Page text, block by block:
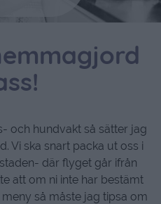
och hundvakt så sätter jag
Vi ska snart packa ut oss i
där flyget går ifrån
att om ni inte har bestämt
så måste jag tipsa om